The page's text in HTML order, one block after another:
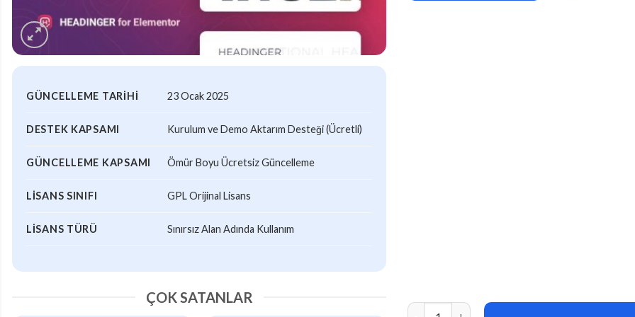
GÜNCELLEME TARIHI 23 Ocak 2025
DESTEK KAPSAMI Kurulum ve Demo Aktarım Desteği (Ücretli)
GÜNCELLEME KAPSAMI Ömür Boyu Ücretsiz Güncelleme
LISANS SINIFI GPL Orijinal Lisans
LISANS TÜRÜ Sınırsız Alan Adında Kullanım
ÇOK SATANLAR
Headinger v1.1.4 Customizable Headings for